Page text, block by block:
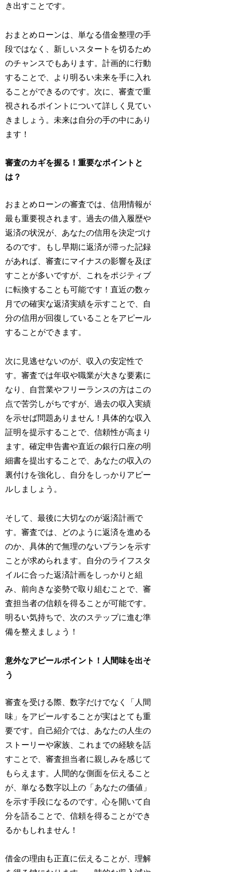
き出すことです。
おまとめローンは、単なる借金整理の手
段ではなく、新しいスタートを切るため
のチャンスでもあります。計画的に行動
することで、より明るい未来を手に入れ
ることができるのです。次に、審査で重
視されるポイントについて詳しく見てい
きましょう。未来は自分の手の中にあり
ます！
審査のカギを握る！重要なポイントと
は？
おまとめローンの審査では、信用情報が
最も重要視されます。過去の借入履歴や
返済の状況が、あなたの信用を決定づけ
るのです。もし早期に返済が滞った記録
があれば、審査にマイナスの影響を及ぼ
すことが多いですが、これをポジティブ
に転換することも可能です！直近の数ヶ
月での確実な返済実績を示すことで、自
分の信用が回復していることをアピール
することができます。
次に見逃せないのが、収入の安定性で
す。審査では年収や職業が大きな要素に
なり、自営業やフリーランスの方はこの
点で苦労しがちですが、過去の収入実績
を示せば問題ありません！具体的な収入
証明を提示することで、信頼性が高まり
ます。確定申告書や直近の銀行口座の明
細書を提出することで、あなたの収入の
裏付けを強化し、自分をしっかりアピー
ルしましょう。
そして、最後に大切なのが返済計画で
す。審査では、どのように返済を進める
のか、具体的で無理のないプランを示す
ことが求められます。自分のライフスタ
イルに合った返済計画をしっかりと組
み、前向きな姿勢で取り組むことで、審
査担当者の信頼を得ることが可能です。
明るい気持ちで、次のステップに進む準
備を整えましょう！
意外なアピールポイント！人間味を出そ
う
審査を受ける際、数字だけでなく「人間
味」をアピールすることが実はとても重
要です。自己紹介では、あなたの人生の
ストーリーや家族、これまでの経験を話
すことで、審査担当者に親しみを感じて
もらえます。人間的な側面を伝えること
が、単なる数字以上の「あなたの価値」
を示す手段になるのです。心を開いて自
分を語ることで、信頼を得ることができ
るかもしれません！
借金の理由も正直に伝えることが、理解